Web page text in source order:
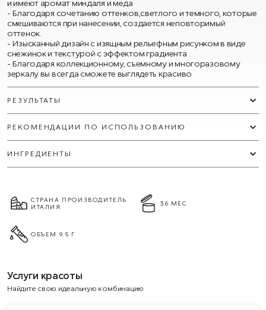
и имеют аромат миндаля и меда
Благодаря сочетанию оттенков,светлого и темного, которые
смешиваются при нанесении, создается неповторимый
оттенок.
Изысканный дизайн с изящным рельефным рисунком в виде
снежинок и текстурой с эффектом градиента
Благодаря коллекционному, съемному и многоразовому
зеркалу вы всегда сможете выглядеть красиво
РЕЗУЛЬТАТЫ
РЕКОМЕНДАЦИИ ПО ИСПОЛЬЗОВАНИЮ
ИНГРЕДИЕНТЫ
СТРАНА ПРОИЗВОДИТЕЛЬ
ИТАЛИЯ
36 МЕС
ОБЪЕМ 9.5 Г
Услуги красоты
Найдите свою идеальную комбинацию